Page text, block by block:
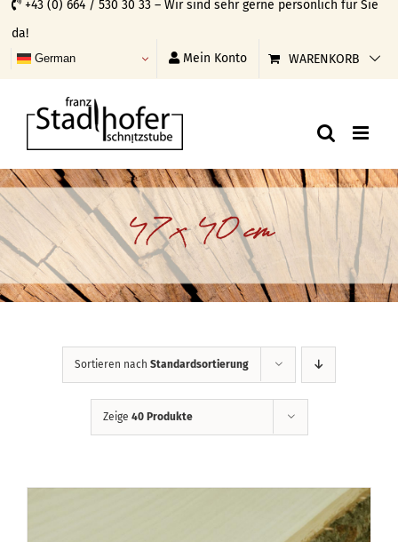
Skip
to
content
+43 (0) 664 / 530 30 33 – Wir sind sehr gerne persönlich für Sie
da!
German Mein Konto WARENKORB
47 x 40 cm
Sortieren nach Standardsortierung
Zeige 40 Produkte